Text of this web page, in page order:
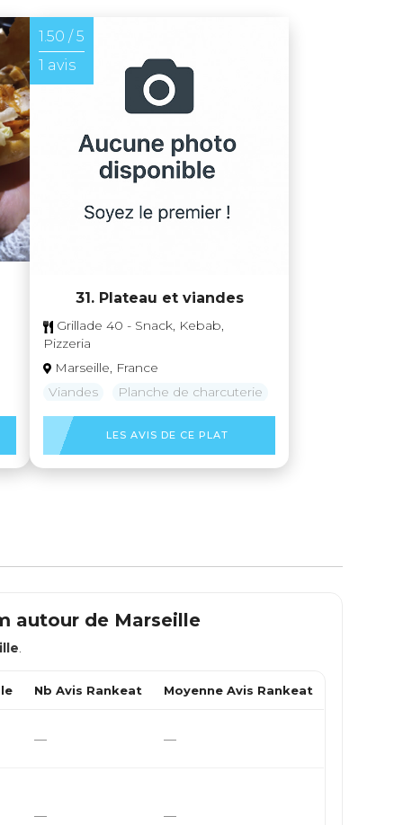
1.50 / 5
1 avis
31. Plateau et viandes
Grillade 40 - Snack, Kebab,
Pizzeria
Marseille, France
Viandes
Planche de charcuterie
LES AVIS DE CE PLAT
autour de Marseille
.
Nb Avis Rankeat Moyenne Avis Rankeat
— —
— —